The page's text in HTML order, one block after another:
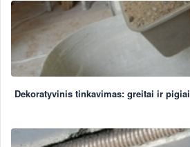
Dekoratyvinis tinkavimas: greitai ir pigiai